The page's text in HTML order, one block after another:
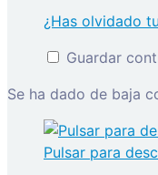
¿Has olvidado
Guardar
Se ha dado de baja
Pulsar para